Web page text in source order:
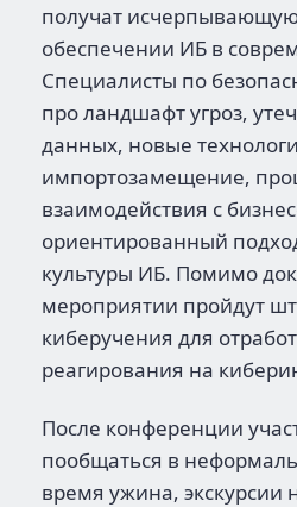
получат
обеспечении ИБ в
Специалисты по
про ландшафт угроз,
данных, новые
импортозамещение,
взаимодействия с
ориентированный
культуры ИБ. Помимо
мероприятии пройдут
киберучения для
реагирования на
После конференции
пообщаться в
время ужина, экскурсии